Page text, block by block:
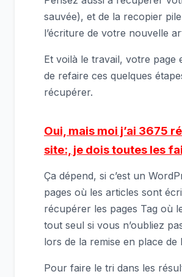
sauvée), et de la recopier
l’écriture de votre nouvelle
Et voilà le travail, votre page
de refaire ces quelques
récupérer.
Oui, mais moi j’ai 3675
site:, je dois toutes les
Ça dépend, si c’est un
pages où les articles sont
récupérer les pages Tag où
tout seul si vous n’oubliez
lors de la remise en place de
Pour faire le tri dans les